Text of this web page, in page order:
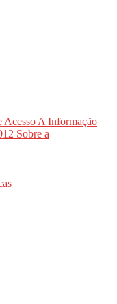
Acesso A Informação
Sobre a